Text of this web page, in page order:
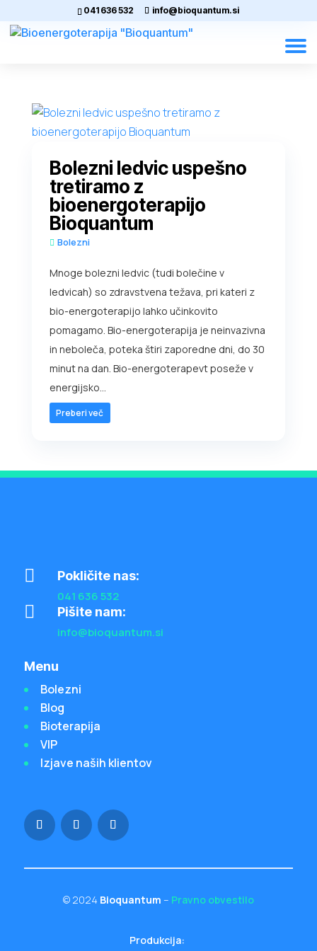
041 636 532 info@bioquantum.si
Bolezni ledvic uspešno
tretiramo z
bioenergoterapijo
Bioquantum
Bolezni
Mnoge bolezni ledvic (tudi bolečine v
ledvicah) so zdravstvena težava, pri kateri z
bio-energoterapijo lahko učinkovito
pomagamo. Bio-energoterapija je neinvazivna
in neboleča, poteka štiri zaporedne dni, do 30
minut na dan. Bio-energoterapevt poseže v
energijsko...
Preberi več

Pokličite nas:
041 636 532

Pišite nam:
info@bioquantum.si
Menu
Bolezni
Blog
Bioterapija
VIP
Izjave naših klientov
© 2024 Bioquantum – Pravno obvestilo
Produkcija: